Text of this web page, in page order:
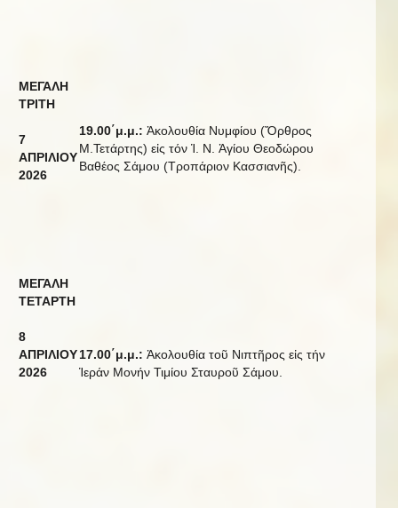
ΜΕΓΑΛΗ
ΤΡΙΤΗ
7
ΑΠΡΙΛΙΟΥ
2026
19.00΄μ.μ.: Ἀκολουθία Νυμφίου (Ὄρθρος
Μ.Τετάρτης) εἰς τόν Ἱ. Ν. Ἁγίου Θεοδώρου
Βαθέος Σάμου (Τροπάριον Κασσιανῆς).
ΜΕΓΑΛΗ
ΤΕΤΑΡΤΗ
8
ΑΠΡΙΛΙΟΥ
2026
17.00΄μ.μ.: Ἀκολουθία τοῦ Νιπτῆρος εἰς τήν
Ἱεράν Μονήν Τιμίου Σταυροῦ Σάμου.